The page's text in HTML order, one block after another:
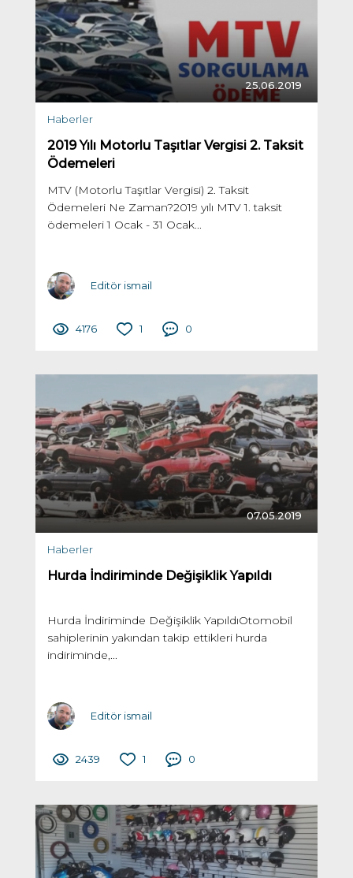
25.06.2019
Haberler
2019 Yılı Motorlu Taşıtlar Vergisi 2. Taksit
Ödemeleri
MTV (Motorlu Taşıtlar Vergisi) 2. Taksit
Ödemeleri Ne Zaman?2019 yılı MTV 1. taksit
ödemeleri 1 Ocak - 31 Ocak...
Editör ismail
4176 1 0
07.05.2019
Haberler
Hurda İndiriminde Değişiklik Yapıldı
Hurda İndiriminde Değişiklik YapıldıOtomobil
sahiplerinin yakından takip ettikleri hurda
indiriminde,...
Editör ismail
2439 1 0